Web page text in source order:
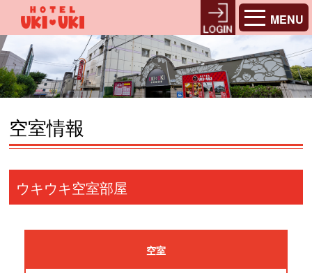
MENU
空室情報
ウキウキ空室部屋
空室